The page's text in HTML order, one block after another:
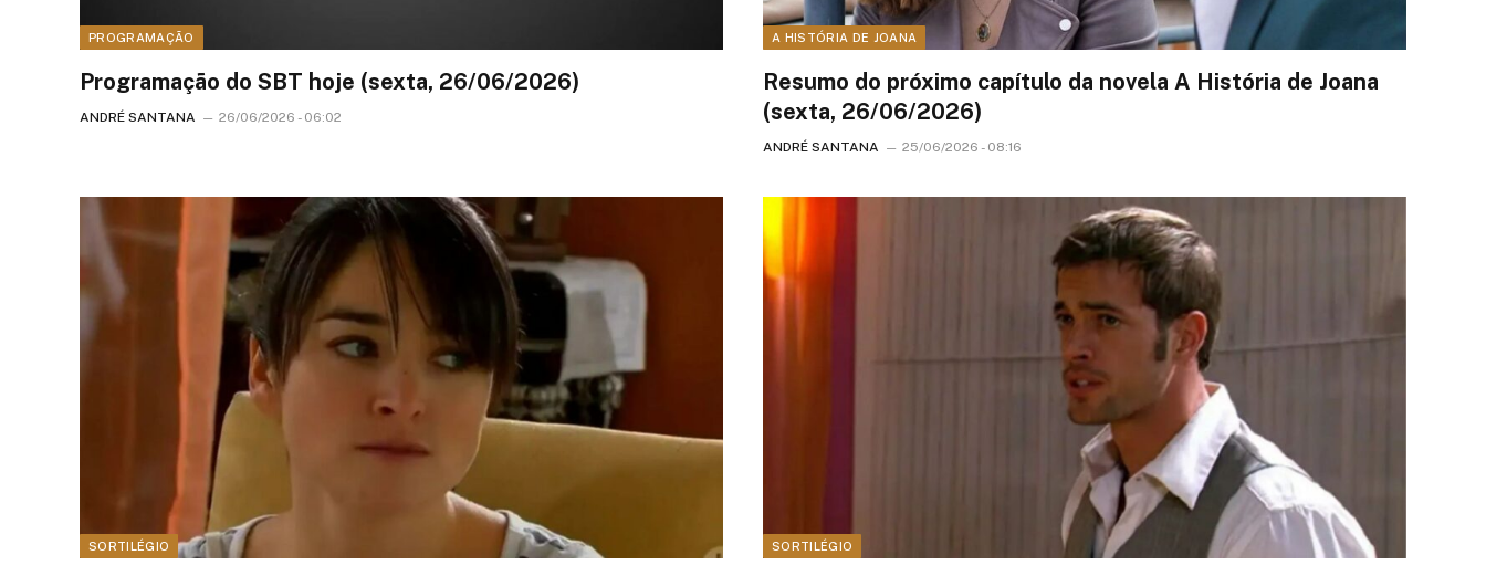
PROGRAMAÇÃO
Programação do SBT hoje (sexta, 26/06/2026)
ANDRÉ SANTANA 26/06/2026 - 06:02
A HISTÓRIA DE JOANA
Resumo do próximo capítulo da novela A História de Joana
(sexta, 26/06/2026)
ANDRÉ SANTANA 25/06/2026 - 08:16
SORTILÉGIO SORTILÉGIO